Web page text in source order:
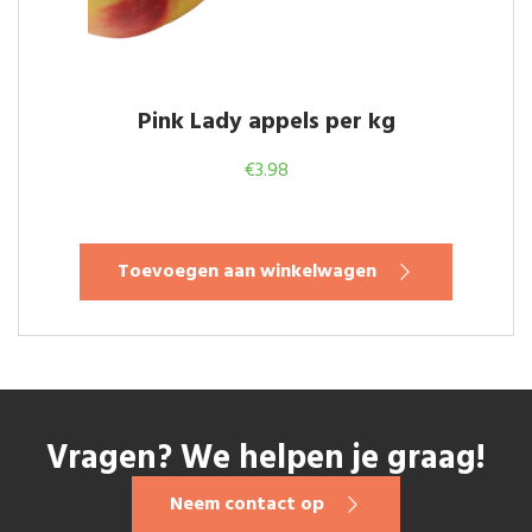
Pink Lady appels per kg
€3.98
Toevoegen aan winkelwagen
Vragen? We helpen je graag!
Neem contact op